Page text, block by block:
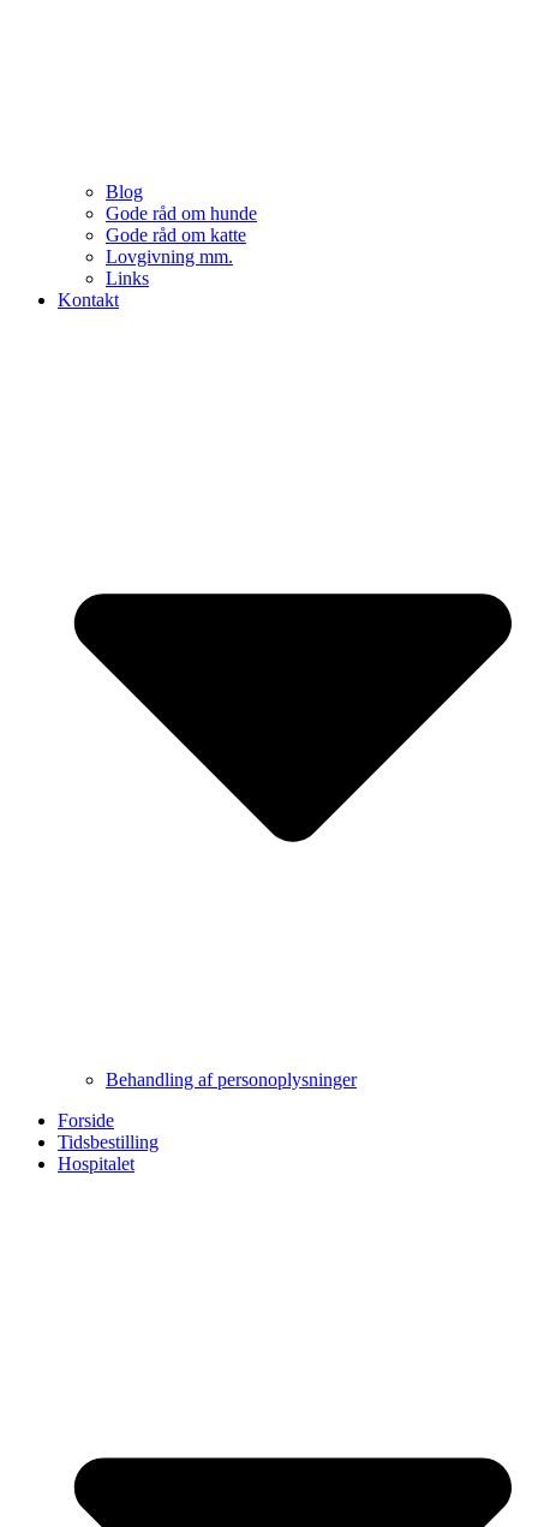
Blog
Gode råd om hunde
Gode råd om katte
Lovgivning mm.
Links
Kontakt
Behandling af personoplysninger
Forside
Tidsbestilling
Hospitalet